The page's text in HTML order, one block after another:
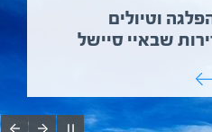
וטיולים
שבאיי סיישל